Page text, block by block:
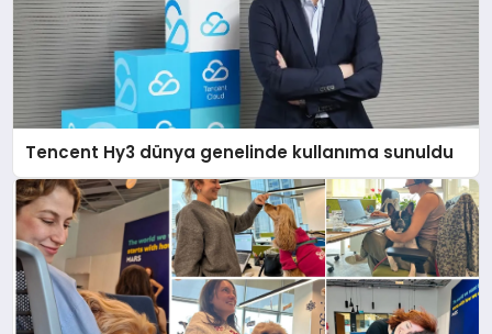
Tencent Hy3 dünya genelinde kullanıma sunuldu